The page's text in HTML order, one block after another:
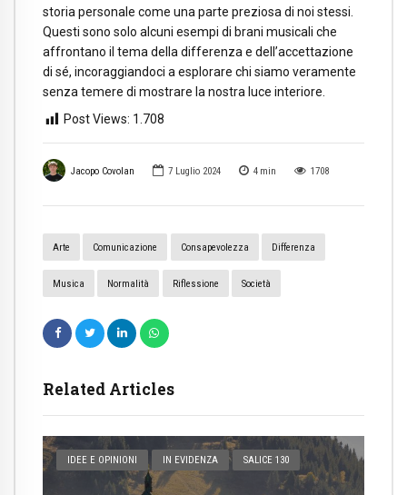
Jacopo Covolan 7 Luglio 2024 4 min 1708
Arte Comunicazione Consapevolezza Differenza
Musica Normalità Riflessione Società
Related Articles
IDEE E OPINIONI IN EVIDENZA SALICE 130
storia personale come una parte preziosa di noi stessi.
Questi sono solo alcuni esempi di brani musicali che
affrontano il tema della differenza e dell’accettazione
di sé, incoraggiandoci a esplorare chi siamo veramente
senza temere di mostrare la nostra luce interiore.
Post Views: 1.708